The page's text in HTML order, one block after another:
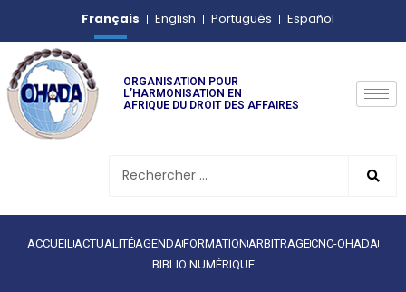
Français English Português Español
ORGANISATION POUR
L’HARMONISATION EN
AFRIQUE DU DROIT DES AFFAIRES
ACCUEIL ACTUALITÉAGENDAFORMATION ARBITRAGECNC-OHADA
BIBLIO NUMÉRIQUE